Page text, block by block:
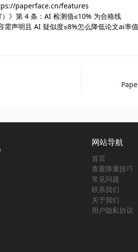
paperface.cn/features
》第 4 条：AI 检测值≤10% 为合格线
需声明且 AI 疑似度≤8%怎么降低论文ai率值
网站导航
首页
查重降重技巧
常见问题
联系我们
关于我们
用户隐私协议